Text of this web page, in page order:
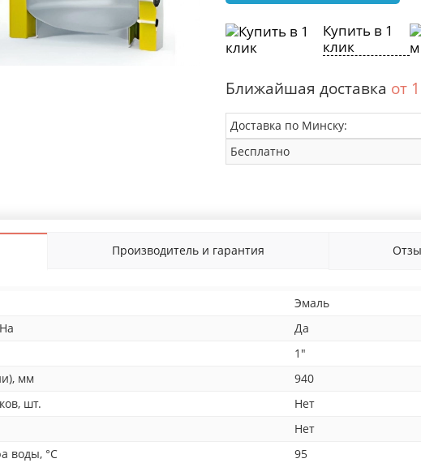
Купить в 1
клик
Ближайшая доставка от
Доставка по Минску:
Бесплатно
Производитель и гарантия
Эмаль
Да
1"
мм
940
шт.
Нет
Нет
воды, °С
95